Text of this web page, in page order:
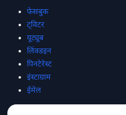
फेसबुक
ट्विटर
यूट्यूब
लिंक्डइन
पिनटेरेस्ट
इंस्टाग्राम
ईमेल